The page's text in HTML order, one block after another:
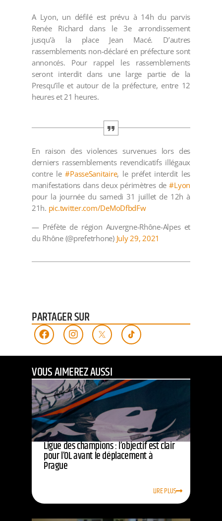
A Lyon, un défilé est prévu à 14h du parvis
Renée Richard dans le 3e arrondissement
jusqu’à la place Jean Macé. D’autres
rassemblements non-déclaré en préfecture sont
annoncés. Pour rappel les rassemblements
seront interdit dans une large partie de la
Presqu’île et autour de la préfecture, entre 12
heures et 21 heures.
En raison des violences survenues lors des
derniers rassemblements revendicatifs illégaux
contre le#PasseSanitaire, le préfet interdit les
manifestations dans deux périmètres de#Lyon
pour la journée du samedi 31 juillet de 12h à
21h. pic.twitter.com/DeMoDfbdFw
— Préfète de région Auvergne-Rhône-Alpes et
du Rhône (@prefetrhone) July 29, 2021
PARTAGER SUR
VOUS AIMEREZ AUSSI
Ligue des champions : l’objectif est clair
pour l’OL avant le déplacement à
Prague
LIRE PLUS